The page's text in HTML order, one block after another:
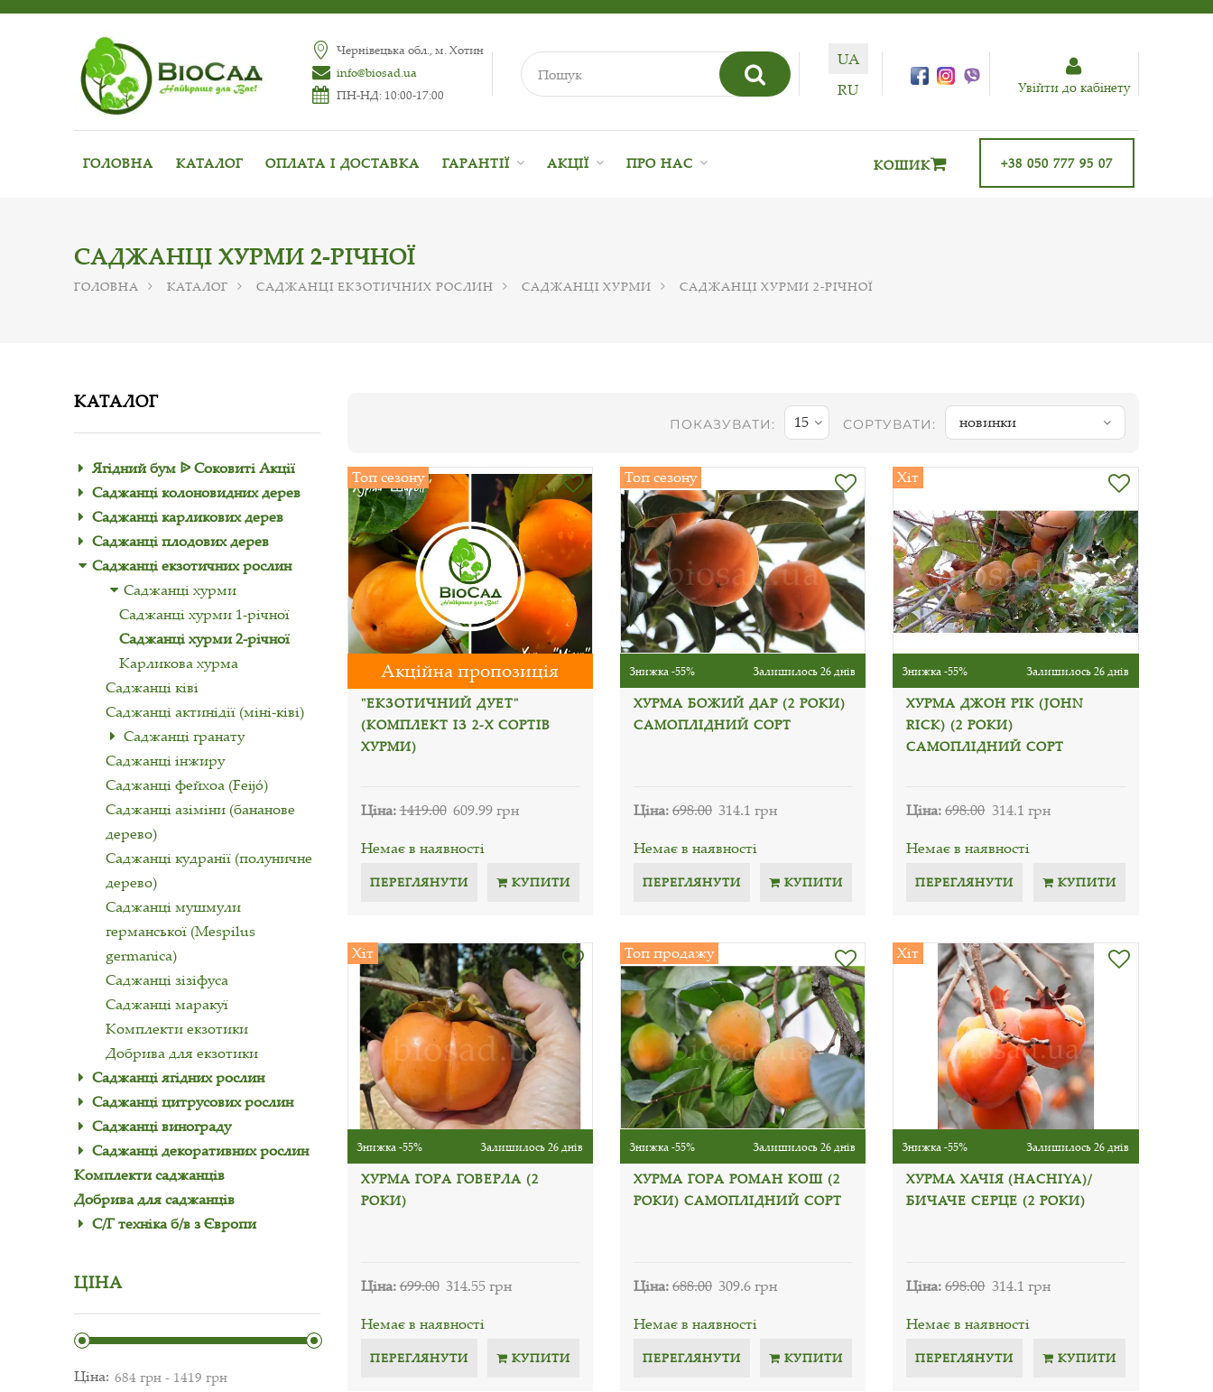
Чернівецька обл., м. Хотин
info@biosad.ua
ПН-НД: 10:00-17:00
UA
RU
Увiйти до кабiнету
ГОЛОВНА КАТАЛОГ ОПЛАТА І ДОСТАВКА ГАРАНТІЇ АКЦІЇ ПРО НАС +38 050 777 95 07
КОШИК
САДЖАНЦІ ХУРМИ 2-РІЧНОЇ
ГОЛОВНА КАТАЛОГ САДЖАНЦІ ЕКЗОТИЧНИХ РОСЛИН САДЖАНЦІ ХУРМИ САДЖАНЦІ ХУРМИ 2-РІЧНОЇ
КАТАЛОГ
Ягідний бум ᐉ Соковиті Акції
Саджанці колоновидних дерев
Саджанці карликових дерев
Саджанці плодових дерев
Саджанці екзотичних рослин
Саджанці хурми
Саджанці хурми 1-річної
Саджанці хурми 2-річної
Карликова хурма
Саджанці ківі
Саджанці актинідії (міні-ківі)
Саджанці гранату
Саджанці інжиру
Саджанці фейхоа (Feijó)
Саджанці азіміни (бананове
дерево)
Саджанці кудранії (полуничне
дерево)
Саджанці мушмули
германської (Mespilus
germanica)
Саджанці зізіфуса
Саджанці маракуї
Комплекти екзотики
Добрива для екзотики
Саджанці ягідних рослин
Саджанці цитрусових рослин
Саджанці винограду
Саджанці декоративних рослин
Комплекти саджанців
Добрива для саджанців
С/Г техніка б/в з Європи
ЦІНА
Ціна:
ПОКАЗУВАТИ: 15 СОРТУВАТИ: новинки
Топ сезону
Акційна пропозиція
"ЕКЗОТИЧНИЙ ДУЕТ"
(КОМПЛЕКТ ІЗ 2-Х СОРТІВ
ХУРМИ)
Ціна:1419.00 609.99 грн
Немає в наявності
ПЕРЕГЛЯНУТИ КУПИТИ
Топ сезону
Знижка -55% Залишилось 26 днів
ХУРМА БОЖИЙ ДАР (2 РОКИ)
САМОПЛІДНИЙ СОРТ
Ціна:698.00 314.1 грн
Немає в наявності
ПЕРЕГЛЯНУТИ КУПИТИ
Хіт
Знижка -55% Залишилось 26 днів
ХУРМА ДЖОН РІК (JOHN
RICK) (2 РОКИ)
САМОПЛІДНИЙ СОРТ
Ціна:698.00 314.1 грн
Немає в наявності
ПЕРЕГЛЯНУТИ КУПИТИ
Хіт
Знижка -55% Залишилось 26 днів
ХУРМА ГОРА ГОВЕРЛА (2
РОКИ)
Ціна:699.00 314.55 грн
Немає в наявності
ПЕРЕГЛЯНУТИ КУПИТИ
Топ продажу
Знижка -55% Залишилось 26 днів
ХУРМА ГОРА РОМАН КОШ (2
РОКИ) САМОПЛІДНИЙ СОРТ
Ціна:688.00 309.6 грн
Немає в наявності
ПЕРЕГЛЯНУТИ КУПИТИ
Хіт
Знижка -55% Залишилось 26 днів
ХУРМА ХАЧІЯ (HACHIYA)/
БИЧАЧЕ СЕРЦЕ (2 РОКИ)
Ціна:698.00 314.1 грн
Немає в наявності
ПЕРЕГЛЯНУТИ КУПИТИ